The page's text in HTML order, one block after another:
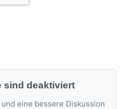
sind deaktiviert
eine bessere Diskussion